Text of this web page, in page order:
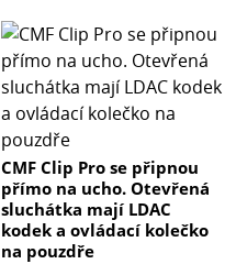
CMF Clip Pro se připnou
přímo na ucho. Otevřená
sluchátka mají LDAC
kodek a ovládací kolečko
na pouzdře